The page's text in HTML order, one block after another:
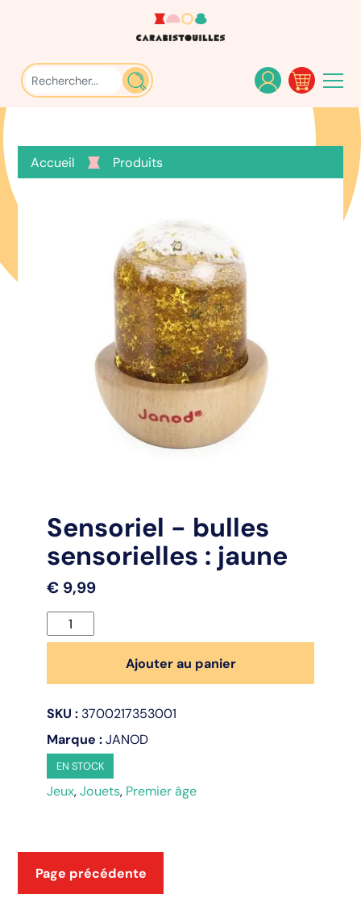
Accueil Produits
Sensoriel - bulles
sensorielles : jaune
€ 9,99
quantité
de
sensorielles
:
jaune
Ajouter au panier
SKU : 3700217353001
Marque : JANOD
EN STOCK
Jeux,Jouets, Premier âge
Page précédente